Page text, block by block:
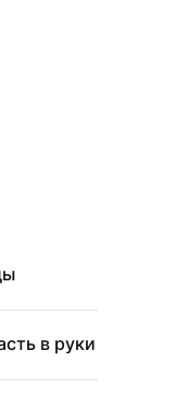
в руки